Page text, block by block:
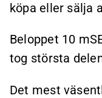
köpa eller sälja
Beloppet 10
tog största
Det mest